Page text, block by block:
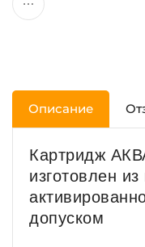
Описание
Картридж
изготовлен
допуском